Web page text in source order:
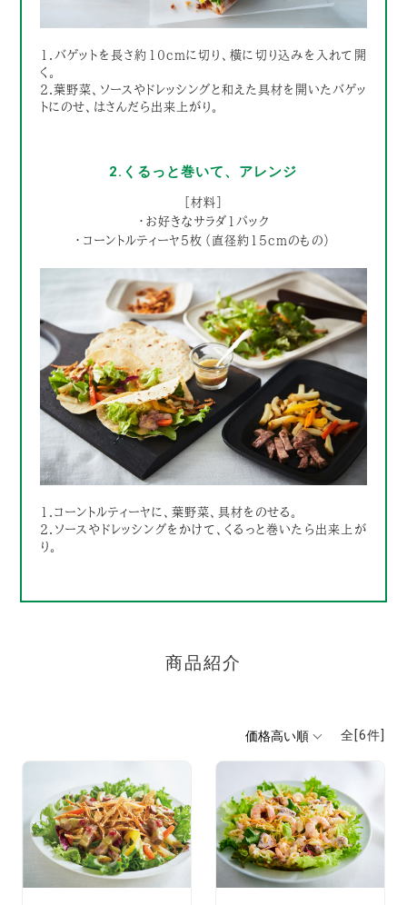
1.バゲットを長さ約10cmに切り、横に切り込みを入れて開
く。
2.葉野菜、ソースやドレッシングと和えた具材を開いたバゲッ
トにのせ、はさんだら出来上がり。
2.くるっと巻いて、アレンジ
［材料］
・お好きなサラダ1パック
・コーントルティーヤ5枚（直径約15cmのもの）
1.コーントルティーヤに、葉野菜、具材をのせる。
2.ソースやドレッシングをかけて、くるっと巻いたら出来上が
り。
商品紹介
全[6件]